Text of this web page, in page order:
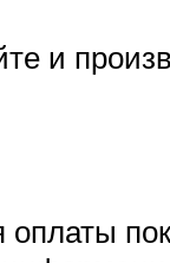
и
оплаты